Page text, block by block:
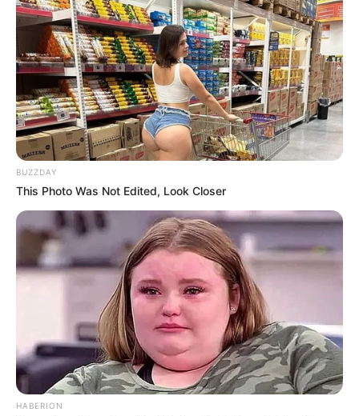
14 Cara Menghilangkan
Eye Bags, Dijamin Ampuh
Tak Perlu Skincare Mahal,
Ini 7 Rahasia Kecantikan
Alami Wanita Jepang
Perbedaan Manicure dan
Pedicure, Mudah
Dilakukan di Rumah
TULIS KOMENTAR
Alamat email Anda tidak akan dipublikasikan. Ruas yang wajib ditandai*
BUZZDAY
This Photo Was Not Edited, Look Closer
HABERION